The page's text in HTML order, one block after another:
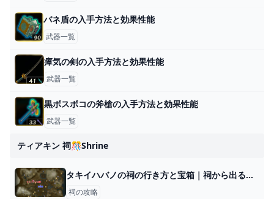
バネ盾の入手方法と効果性能
武器一覧
瘴気の剣の入手方法と効果性能
武器一覧
黒ボスボコの斧槍の入手方法と効果性能
武器一覧
ティアキン 祠🎊shrine
タキイハバノの祠の行き方と宝箱｜祠から出る方法
祠の攻略